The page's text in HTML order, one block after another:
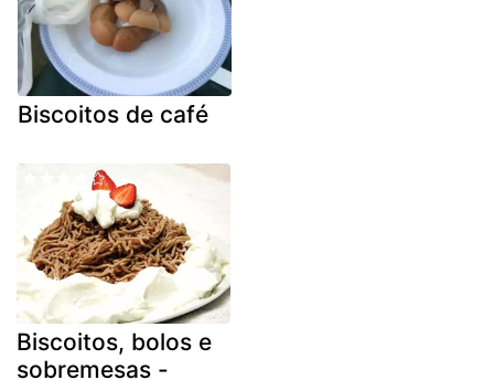
Biscoitos de café
Biscoitos, bolos e
sobremesas -